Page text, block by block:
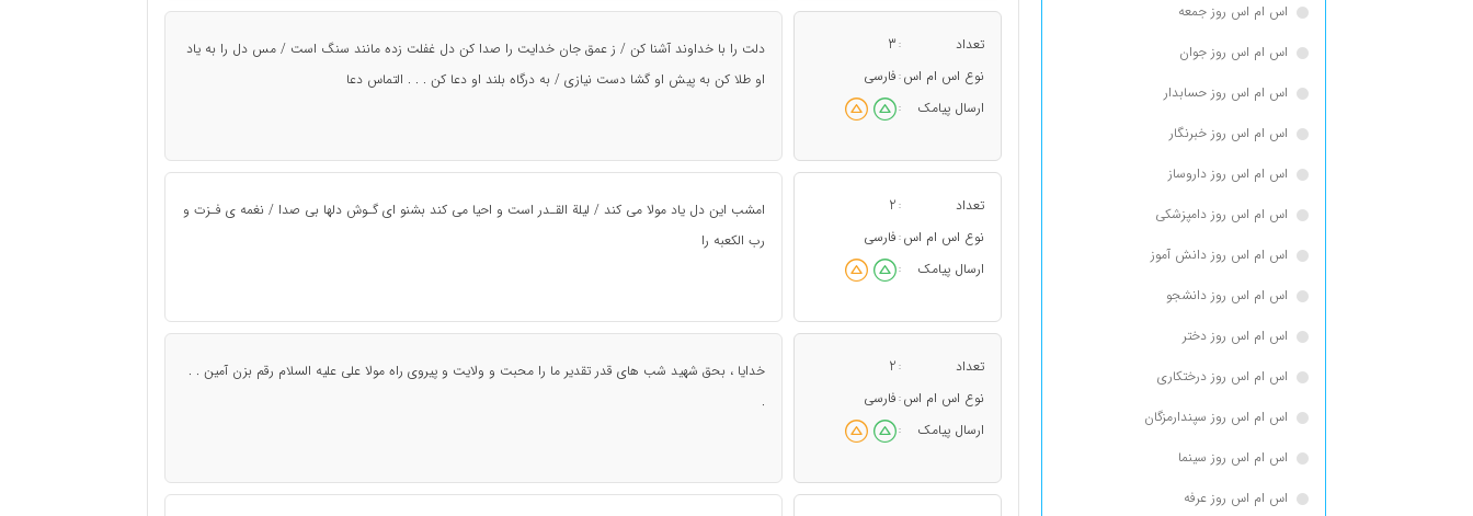
اس ام اس روز جمعه
اس ام اس روز جوان
اس ام اس روز حسابدار
اس ام اس روز خبرنگار
اس ام اس روز داروساز
اس ام اس روز دامپزشکی
اس ام اس روز دانش آموز
اس ام اس روز دانشجو
اس ام اس روز دختر
اس ام اس روز درختکاری
اس ام اس روز سپندارمزگان
اس ام اس روز سینما
اس ام اس روز عرفه
تعداد :
3
نوع اس ام اس : فارسی
ارسال پیامک
:
دلت را با خداوند آشنا کن / ز عمق جان خدایت را صدا کن دل غفلت زده مانند سنگ است / مس دل را به یاد
او طلا کن به پیش او گشا دست نیازی / به درگاه بلند او دعا کن . . . التماس دعا
تعداد :
2
نوع اس ام اس : فارسی
ارسال پیامک
:
امشب این دل یاد مولا می کند / لیلة القـدر است و احیا می کند بشنو ای گـوش دلها بی صدا / نغمه ی فـزت و
رب الکعبه را
تعداد :
2
نوع اس ام اس : فارسی
ارسال پیامک
:
خدایا ، بحق شهید شب های قدر تقدیر ما را محبت و ولایت و پیروی راه مولا علی علیه السلام رقم بزن آمین . .
.